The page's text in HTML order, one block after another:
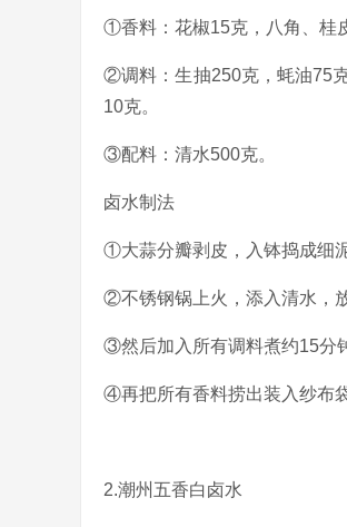
①香料：花椒15克，八角、桂
②调料：生抽250克，蚝油75
10克。
③配料：清水500克。
卤水制法
①大蒜分瓣剥皮，入钵捣成细
②不锈钢锅上火，添入清水，
③然后加入所有调料煮约15分
④再把所有香料捞出装入纱布
2.潮州五香白卤水